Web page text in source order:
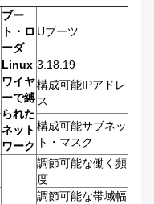
ブー
ト・ロ
ーダ
Uブーツ
Linux 3.18.19
ワイヤ
ーで縛
られた
ネット
ワーク
構成可能IPアドレ
ス
構成可能サブネッ
ト・マスク
調節可能な働く頻
度
調節可能な帯域幅